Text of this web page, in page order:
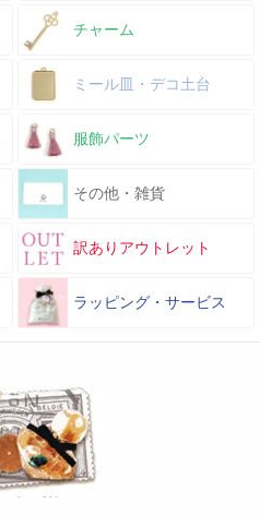
チャーム
ミール皿・デコ土台
服飾パーツ
その他・雑貨
訳ありアウトレット
ラッピング・サービス